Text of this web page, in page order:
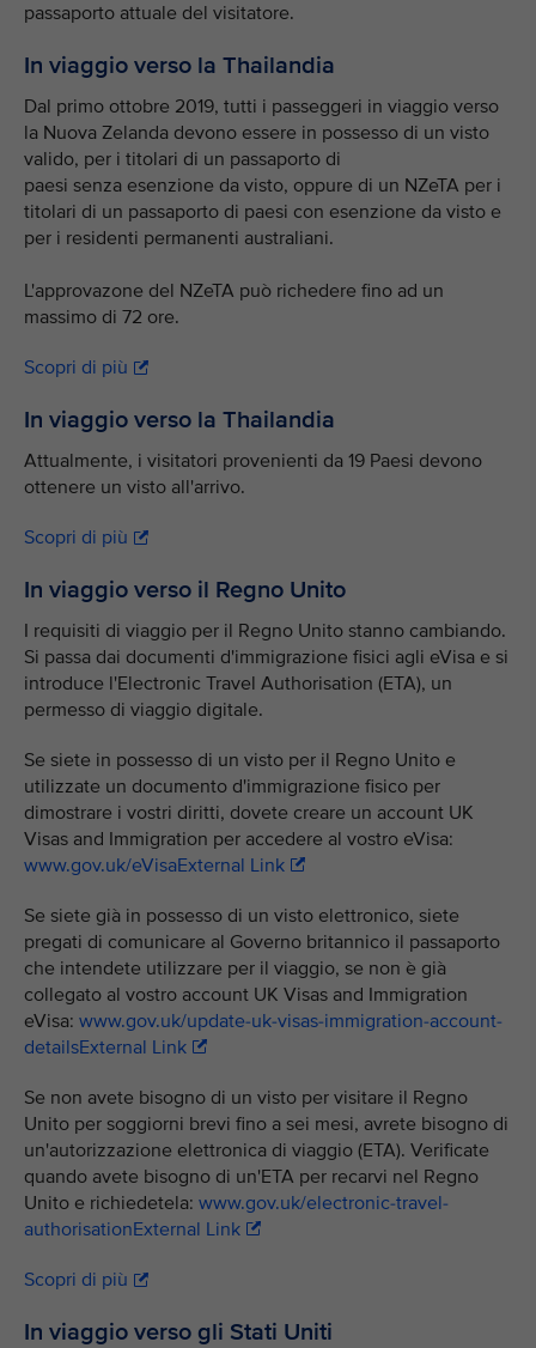
passaporto attuale del visitatore.
In viaggio verso la Thailandia
Dal primo ottobre 2019, tutti i passeggeri in viaggio verso
la Nuova Zelanda devono essere in possesso di un visto
valido, per i titolari di un passaporto di
paesi senza esenzione da visto, oppure di un NZeTA per i
titolari di un passaporto di paesi con esenzione da visto e
per i residenti permanenti australiani.
L'approvazone del NZeTA può richedere fino ad un
massimo di 72 ore.
Scopri di più
In viaggio verso la Thailandia
Attualmente, i visitatori provenienti da 19 Paesi devono
ottenere un visto all'arrivo.
Scopri di più
In viaggio verso il Regno Unito
I requisiti di viaggio per il Regno Unito stanno cambiando.
Si passa dai documenti d'immigrazione fisici agli eVisa e si
introduce l'Electronic Travel Authorisation (ETA), un
permesso di viaggio digitale.
Se siete in possesso di un visto per il Regno Unito e
utilizzate un documento d'immigrazione fisico per
dimostrare i vostri diritti, dovete creare un account UK
Visas and Immigration per accedere al vostro eVisa:
www.gov.uk/eVisaExternal Link
Se siete già in possesso di un visto elettronico, siete
pregati di comunicare al Governo britannico il passaporto
che intendete utilizzare per il viaggio, se non è già
collegato al vostro account UK Visas and Immigration
eVisa: www.gov.uk/update-uk-visas-immigration-account-
detailsExternal Link
Se non avete bisogno di un visto per visitare il Regno
Unito per soggiorni brevi fino a sei mesi, avrete bisogno di
un'autorizzazione elettronica di viaggio (ETA). Verificate
quando avete bisogno di un'ETA per recarvi nel Regno
Unito e richiedetela: www.gov.uk/electronic-travel-
authorisationExternal Link
Scopri di più
In viaggio verso gli Stati Uniti